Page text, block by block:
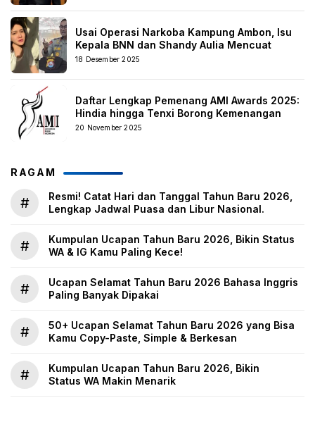
Usai Operasi Narkoba Kampung Ambon, Isu
Kepala BNN dan Shandy Aulia Mencuat
18 Desember 2025
Daftar Lengkap Pemenang AMI Awards 2025:
Hindia hingga Tenxi Borong Kemenangan
20 November 2025
RAGAM
#
Resmi! Catat Hari dan Tanggal Tahun Baru 2026,
Lengkap Jadwal Puasa dan Libur Nasional.
#
Kumpulan Ucapan Tahun Baru 2026, Bikin Status
WA & IG Kamu Paling Kece!
#
Ucapan Selamat Tahun Baru 2026 Bahasa Inggris
Paling Banyak Dipakai
#
50+ Ucapan Selamat Tahun Baru 2026 yang Bisa
Kamu Copy-Paste, Simple & Berkesan
#
Kumpulan Ucapan Tahun Baru 2026, Bikin
Status WA Makin Menarik